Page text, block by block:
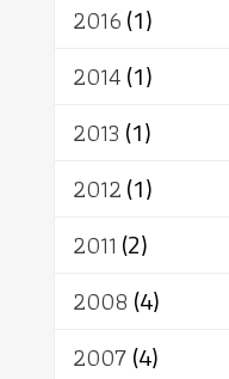
2016(1)
2014(1)
2013 (1)
2012(1)
2011 (2)
2008 (4)
2007(4)